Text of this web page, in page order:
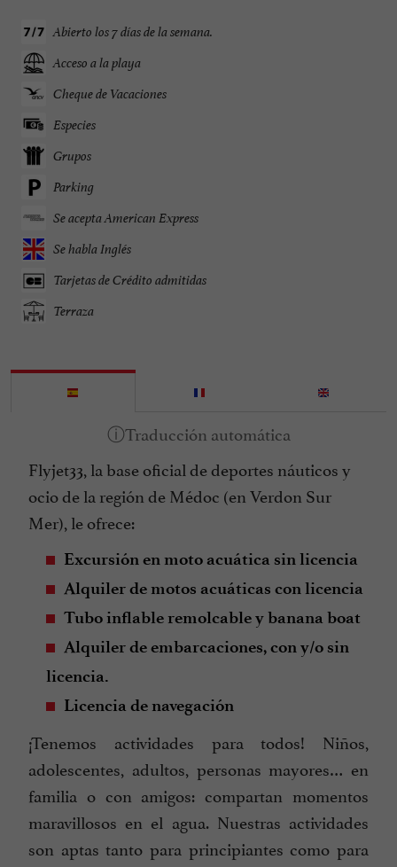
Abierto los 7 días de la semana.
Acceso a la playa
Cheque de Vacaciones
Especies
Grupos
Parking
Se acepta American Express
Se habla Inglés
Tarjetas de Crédito admitidas
Terraza
Flyjet33, la base oficial de deportes náuticos y
ocio de la región de Médoc (en Verdon Sur
Mer), le ofrece:
Excursión en moto acuática sin licencia
Alquiler de motos acuáticas con licencia
Tubo inflable remolcable y banana boat
Alquiler de embarcaciones, con y/o sin
licencia.
Licencia de navegación
¡Tenemos actividades para todos! Niños,
adolescentes, adultos, personas mayores… en
familia o con amigos: compartan momentos
maravillosos en el agua. Nuestras actividades
son aptas tanto para principiantes como para